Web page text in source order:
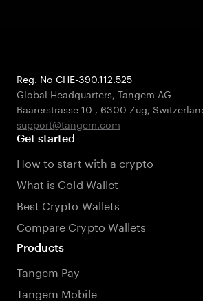
Reg. No CHE-390.112.525
Global Headquarters, Tangem AG
Baarerstrasse 10 , 6300 Zug,
support@tangem.com
Get started
How to start with a crypto
What is Cold Wallet
Best Crypto Wallets
Compare Crypto Wallets
Products
Tangem Pay
Tangem Mobile